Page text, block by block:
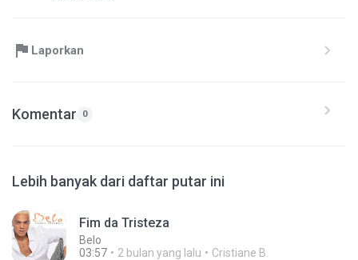
Laporkan
Komentar 0
Lebih banyak dari daftar putar ini
Fim da Tristeza
Belo
03:57
2 bulan yang lalu Cristiane B.